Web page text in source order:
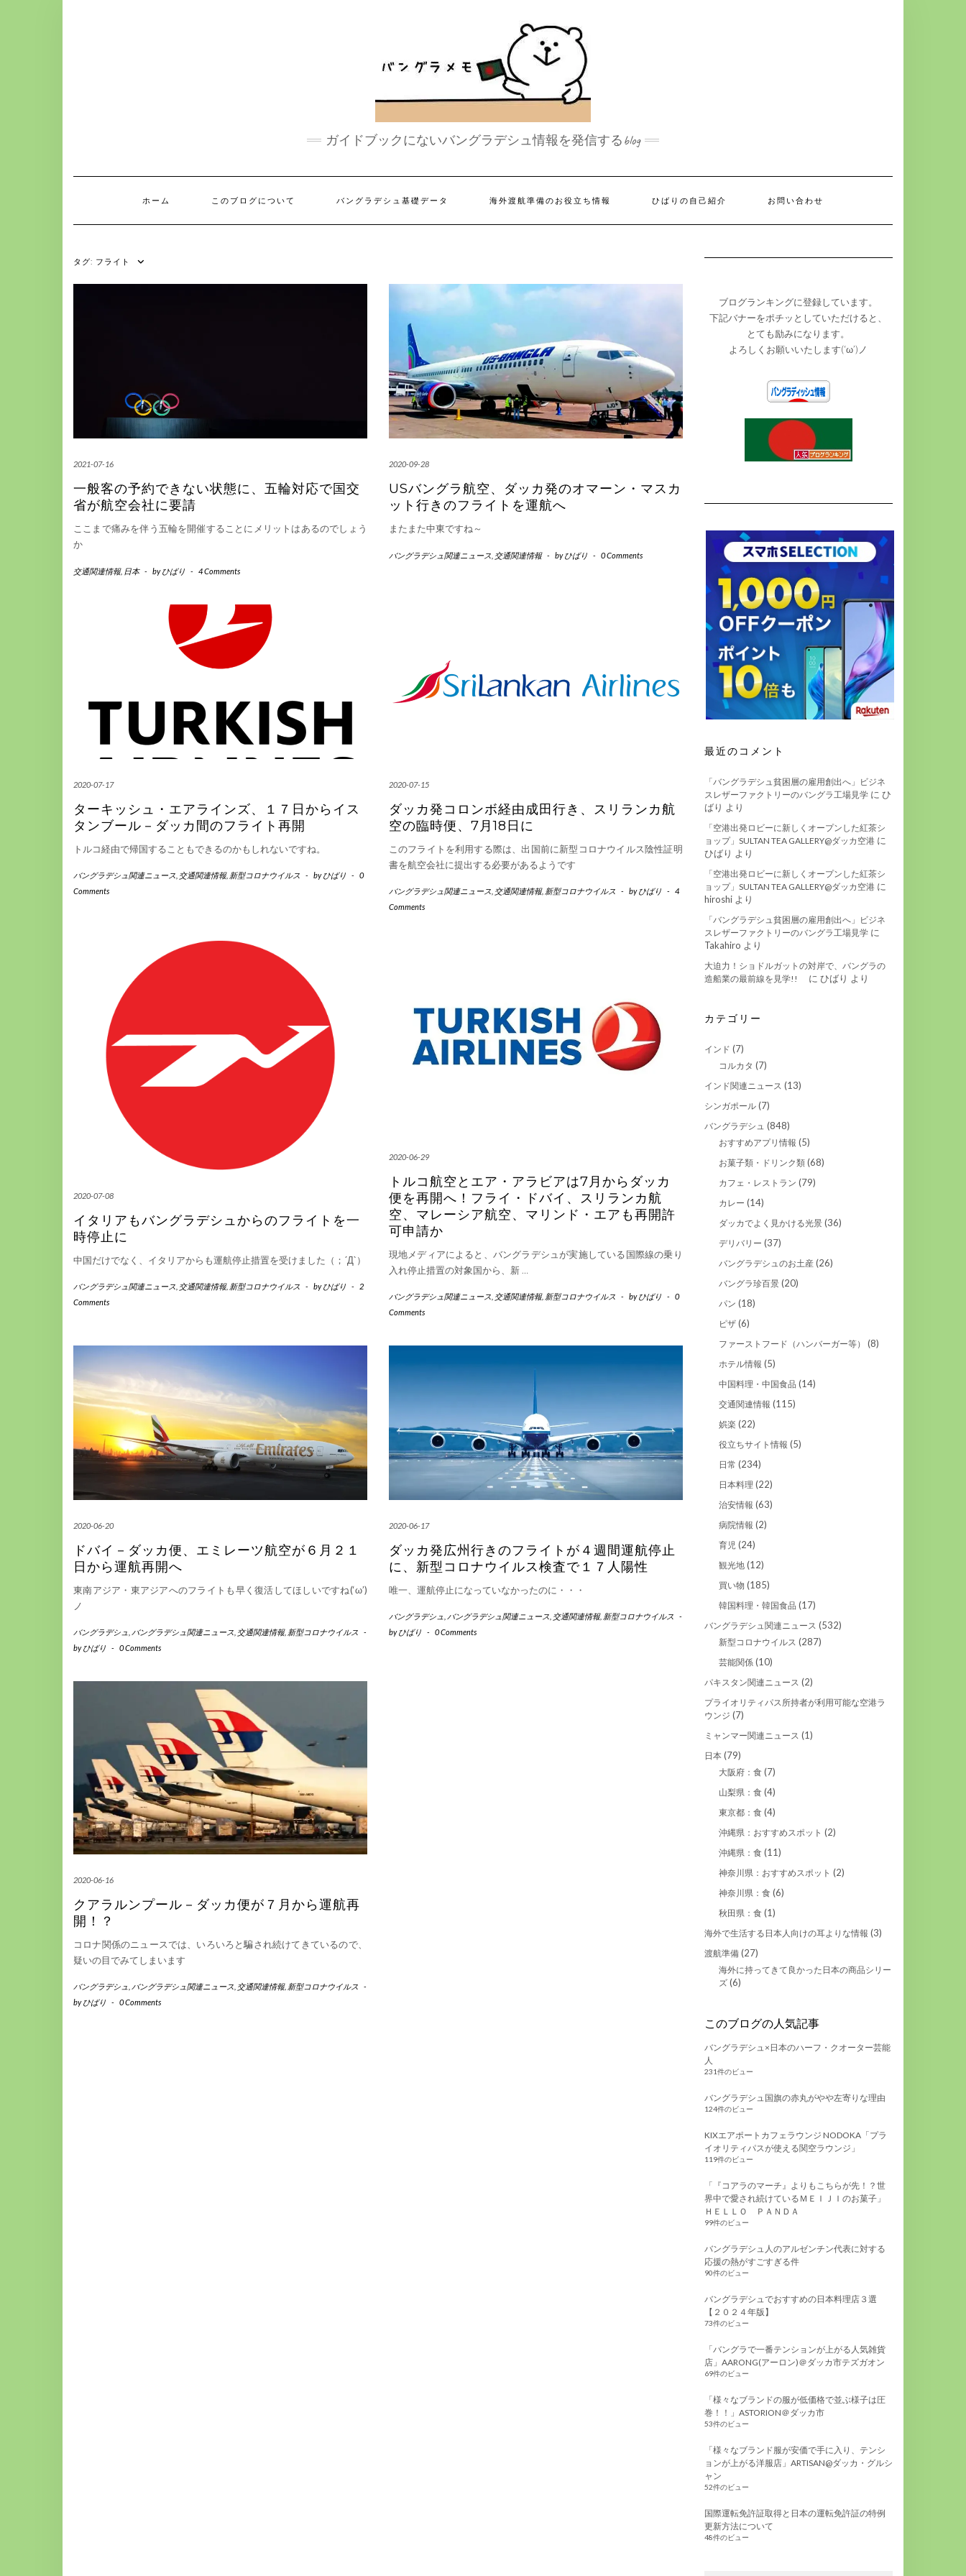
ガイドブックにないバングラデシュ情報を発信するblog
ホーム このブログについて バングラデシュ基礎データ 海外渡航準備のお役立ち情報 ひばりの自己紹介 お問い合わせ
タグ: フライト
2021-07-16
一般客の予約できない状態に、五輪対応で国交
省が航空会社に要請
ここまで痛みを伴う五輪を開催することにメリットはあるのでしょう
か
交通関連情報, 日本 - byひばり - 4 Comments
2020-09-28
USバングラ航空、ダッカ発のオマーン・マスカ
ット行きのフライトを運航へ
またまた中東ですね～
バングラデシュ関連ニュース 交通関連情報 - byひばり - 0 Comments
2020-07-17
ターキッシュ・エアラインズ、１７日からイス
タンブール－ダッカ間のフライト再開
トルコ経由で帰国することもできるのかもしれないですね。
バングラデシュ関連ニュース 交通関連情報, 新型コロナウイルス - byひばり -
0
Comments
2020-07-15
ダッカ発コロンボ経由成田行き、スリランカ航
空の臨時便、7月18日に
このフライトを利用する際は、出国前に新型コロナウイルス陰性証明
書を航空会社に提出する必要があるようです
バングラデシュ関連ニュース 交通関連情報, 新型コロナウイルス - byひばり -
4
Comments
2020-07-08
イタリアもバングラデシュからのフライトを一
時停止に
中国だけでなく、イタリアからも運航停止措置を受けました（；´Д`）
バングラデシュ関連ニュース 交通関連情報, 新型コロナウイルス - byひばり -
2
Comments
2020-06-29
トルコ航空とエア・アラビアは7月からダッカ
便を再開へ！フライ・ドバイ、スリランカ航
空、マレーシア航空、マリンド・エアも再開許
可申請か
現地メディアによると、バングラデシュが実施している国際線の乗り
入れ停止措置の対象国から、新 …
バングラデシュ関連ニュース 交通関連情報, 新型コロナウイルス - byひばり -
0
Comments
2020-06-20
ドバイ－ダッカ便、エミレーツ航空が６月２１
日から運航再開へ
東南アジア・東アジアへのフライトも早く復活してほしいですね(‘ω’)
ノ
バングラデシュ バングラデシュ関連ニュース 交通関連情報, 新型コロナウイルス
-
byひばり - 0 Comments
2020-06-17
ダッカ発広州行きのフライトが４週間運航停止
に、新型コロナウイルス検査で１７人陽性
唯一、運航停止になっていなかったのに・・・
バングラデシュ バングラデシュ関連ニュース 交通関連情報, 新型コロナウイルス
-
byひばり - 0 Comments
2020-06-16
クアラルンプール－ダッカ便が７月から運航再
開！？
コロナ関係のニュースでは、いろいろと騙され続けてきているので、
疑いの目でみてしまいます
バングラデシュ バングラデシュ関連ニュース 交通関連情報, 新型コロナウイルス
-
byひばり - 0 Comments
ブログランキングに登録しています。
下記バナーをポチッとしていただけると、
とても励みになります。
よろしくお願いいたします(‘ω’)ノ
最近のコメント
「バングラデシュ貧困層の雇用創出へ」ビジネ
スレザーファクトリーのバングラ工場見学に ひ
ばり より
「空港出発ロビーに新しくオープンした紅茶シ
ョップ」SULTAN TEA GALLERY@ダッカ空港に
ひばり より
「空港出発ロビーに新しくオープンした紅茶シ
ョップ」SULTAN TEA GALLERY@ダッカ空港に
hiroshiより
「バングラデシュ貧困層の雇用創出へ」ビジネ
スレザーファクトリーのバングラ工場見学に
Takahiro より
大迫力！ショドルガットの対岸で、バングラの
造船業の最前線を見学!!
に ひばり より
カテゴリー
インド (7)
コルカタ (7)
インド関連ニュース (13)
シンガポール(7)
バングラデシュ (848)
おすすめアプリ情報 (5)
お菓子類・ドリンク類(68)
カフェ・レストラン (79)
カレー (14)
ダッカでよく見かける光景(36)
デリバリー (37)
バングラデシュのお土産(26)
バングラ珍百景(20)
パン (18)
ピザ(6)
ファーストフード（ハンバーガー等） (8)
ホテル情報 (5)
中国料理・中国食品 (14)
交通関連情報 (115)
娯楽 (22)
役立ちサイト情報 (5)
日常 (234)
日本料理 (22)
治安情報 (63)
病院情報 (2)
育児 (24)
観光地(12)
買い物 (185)
韓国料理・韓国食品 (17)
バングラデシュ関連ニュース (532)
新型コロナウイルス (287)
芸能関係(10)
パキスタン関連ニュース (2)
プライオリティパス所持者が利用可能な空港ラ
ウンジ (7)
ミャンマー関連ニュース (1)
日本(79)
大阪府：食 (7)
山梨県：食 (4)
東京都：食 (4)
沖縄県：おすすめスポット (2)
沖縄県：食 (11)
神奈川県：おすすめスポット (2)
神奈川県：食 (6)
秋田県：食 (1)
海外で生活する日本人向けの耳よりな情報 (3)
渡航準備(27)
海外に持ってきて良かった日本の商品シリー
ズ(6)
このブログの人気記事
バングラデシュ×日本のハーフ・クオーター芸能
人
231件のビュー
バングラデシュ国旗の赤丸がやや左寄りな理由
124件のビュー
KIXエアポートカフェラウンジ NODOKA「プラ
イオリティパスが使える関空ラウンジ」
119件のビュー
「『コアラのマーチ』よりもこちらが先！？世
界中で愛され続けているＭＥＩＪＩのお菓子」
ＨＥＬＬＯ ＰＡＮＤＡ
99件のビュー
バングラデシュ人のアルゼンチン代表に対する
応援の熱がすごすぎる件
90件のビュー
バングラデシュでおすすめの日本料理店３選
【２０２４年版】
73件のビュー
「バングラで一番テンションが上がる人気雑貨
店」AARONG(アーロン)＠ダッカ市テズガオン
69件のビュー
「様々なブランドの服が低価格で並ぶ様子は圧
巻！！」ASTORION＠ダッカ市
53件のビュー
「様々なブランド服が安価で手に入り、テンシ
ョンが上がる洋服店」ARTISAN@ダッカ・グルシ
ャン
52件のビュー
国際運転免許証取得と日本の運転免許証の特例
更新方法について
48件のビュー